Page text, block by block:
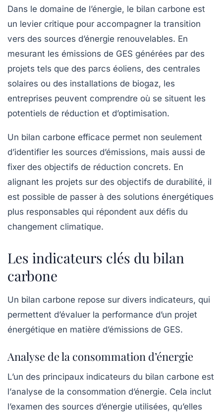
Dans le domaine de l’énergie, le bilan carbone est
un levier critique pour accompagner la transition
vers des sources d’énergie renouvelables. En
mesurant les émissions de GES générées par des
projets tels que des parcs éoliens, des centrales
solaires ou des installations de biogaz, les
entreprises peuvent comprendre où se situent les
potentiels de réduction et d’optimisation.
Un bilan carbone efficace permet non seulement
d’identifier les sources d’émissions, mais aussi de
fixer des objectifs de réduction concrets. En
alignant les projets sur des objectifs de durabilité, il
est possible de passer à des solutions énergétiques
plus responsables qui répondent aux défis du
changement climatique.
Les indicateurs clés du bilan
carbone
Un bilan carbone repose sur divers indicateurs, qui
permettent d’évaluer la performance d’un projet
énergétique en matière d’émissions de GES.
Analyse de la consommation d’énergie
L’un des principaux indicateurs du bilan carbone est
l’analyse de la consommation d’énergie. Cela inclut
l’examen des sources d’énergie utilisées, qu’elles